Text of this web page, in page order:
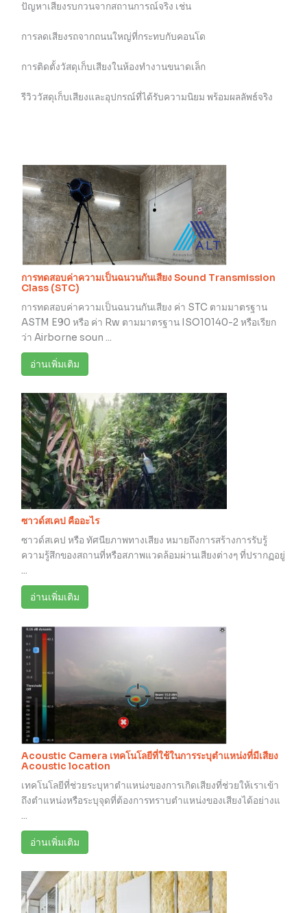
ปัญหาเสียงรบกวนจากสถานการณ์จริง เช่น
การลดเสียงรถจากถนนใหญ่ที่กระทบกับคอนโด
การติดตั้งวัสดุเก็บเสียงในห้องทำงานขนาดเล็ก
รีวิววัสดุเก็บเสียงและอุปกรณ์ที่ได้รับความนิยม พร้อมผลลัพธ์จริง
การทดสอบค่าความเป็นฉนวนกันเสียง Sound Transmission
Class (STC)
การทดสอบค่าความเป็นฉนวนกันเสียง ค่า STC ตามมาตรฐาน
ASTM E90 หรือ ค่า Rw ตามมาตรฐาน ISO10140-2 หรือเรียก
ว่า Airborne soun ...
อ่านเพิ่มเติม
ซาวด์สเคป คืออะไร
ซาวด์สเคป หรือ ทัศนียภาพทางเสียง หมายถึงการสร้างการรับรู้
ความรู้สึกของสถานที่หรือสภาพแวดล้อมผ่านเสียงต่างๆ ที่ปรากฏอยู่
...
อ่านเพิ่มเติม
Acoustic Camera เทคโนโลยีที่ใช้ในการระบุตำแหน่งที่มีเสียง
Acoustic location
เทคโนโลยีที่ช่วยระบุหาตำแหน่งของการเกิดเสียงที่ช่วยให้เราเข้า
ถึงตำแหน่งหรือระบุจุดที่ต้องการทราบตำแหน่งของเสียงได้อย่างแ
...
อ่านเพิ่มเติม